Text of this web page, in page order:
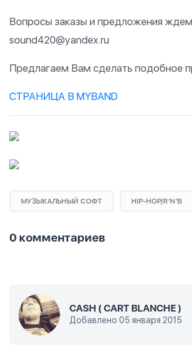
Вопросы заказы и предложения
sound420@yandex.ru
Предлагаем Вам сделать подобное
СТРАНИЦА В MYBAND
МУЗЫКАЛЬНЫЙ СОФТ HIP-HOP/R’N’B
0 комментариев
CASH ( CART BLANCHE )
Добавлено 05 января 2015